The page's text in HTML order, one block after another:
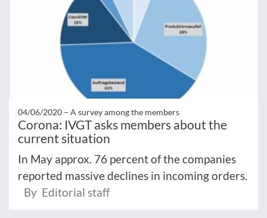
04/06/2020 – A survey among the members
Corona: IVGT asks members about the
current situation
In May approx. 76 percent of the companies
reported massive declines in incoming orders.
By Editorial staff